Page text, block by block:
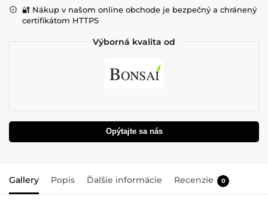
🔐 Nákup v našom online obchode je bezpečný a chránený
certifikátom HTTPS
Výborná kvalita od
Opýtajte sa nás
Gallery Popis Ďalšie informácie Recenzie 0